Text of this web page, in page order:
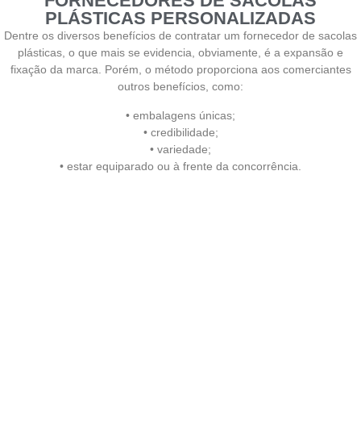
PLÁSTICAS PERSONALIZADAS
Dentre os diversos benefícios de contratar um fornecedor de sacolas
plásticas, o que mais se evidencia, obviamente, é a expansão e
fixação da marca. Porém, o método proporciona aos comerciantes
outros benefícios, como:
• embalagens únicas;
• credibilidade;
• variedade;
• estar equiparado ou à frente da concorrência.